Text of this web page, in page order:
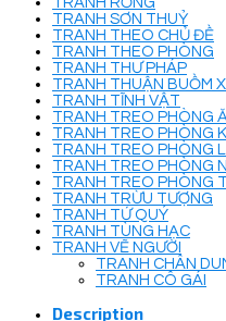
TRANH SƠN THUỶ
TRANH THEO CHỦ ĐỀ
TRANH THEO PHÒNG
TRANH THƯ PHÁP
TRANH THUẬN BUỒM
TRANH TĨNH VẬT
TRANH TREO PHÒNG
TRANH TREO PHÒNG
TRANH TREO PHÒNG
TRANH TREO PHÒNG
TRANH TREO PHÒNG
TRANH TRỪU TƯỢNG
TRANH TỨ QUÝ
TRANH TÙNG HẠC
TRANH VẼ NGƯỜI
TRANH CHÂN
TRANH CÔ GÁI
Description